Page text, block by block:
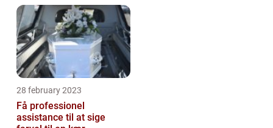
28 february 2023
Få professionel
assistance til at sige